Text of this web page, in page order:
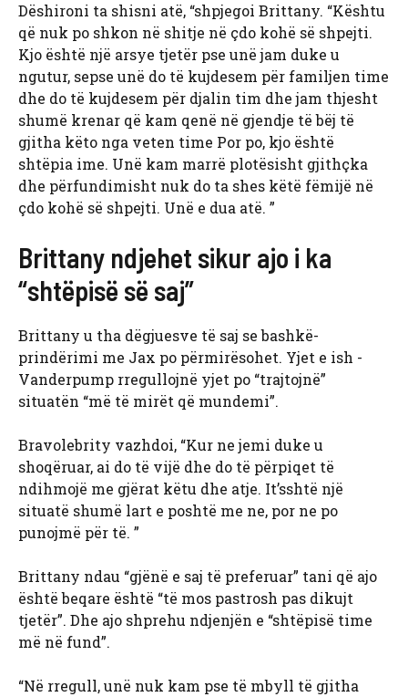
Dëshironi ta shisni atë, “shpjegoi Brittany. “Kështu
që nuk po shkon në shitje në çdo kohë së shpejti.
Kjo është një arsye tjetër pse unë jam duke u
ngutur, sepse unë do të kujdesem për familjen time
dhe do të kujdesem për djalin tim dhe jam thjesht
shumë krenar që kam qenë në gjendje të bëj të
gjitha këto nga veten time Por po, kjo është
shtëpia ime. Unë kam marrë plotësisht gjithçka
dhe përfundimisht nuk do ta shes këtë fëmijë në
çdo kohë së shpejti. Unë e dua atë. ”
Brittany ndjehet sikur ajo i ka
“shtëpisë së saj”
Brittany u tha dëgjuesve të saj se bashkë-
prindërimi me Jax po përmirësohet. Yjet e ish -
Vanderpump rregullojnë yjet po “trajtojnë”
situatën “më të mirët që mundemi”.
Bravolebrity vazhdoi, “Kur ne jemi duke u
shoqëruar, ai do të vijë dhe do të përpiqet të
ndihmojë me gjërat këtu dhe atje. It’sshtë një
situatë shumë lart e poshtë me ne, por ne po
punojmë për të. ”
Brittany ndau “gjënë e saj të preferuar” tani që ajo
është beqare është “të mos pastrosh pas dikujt
tjetër”. Dhe ajo shprehu ndjenjën e “shtëpisë time
më në fund”.
“Në rregull, unë nuk kam pse të mbyll të gjitha